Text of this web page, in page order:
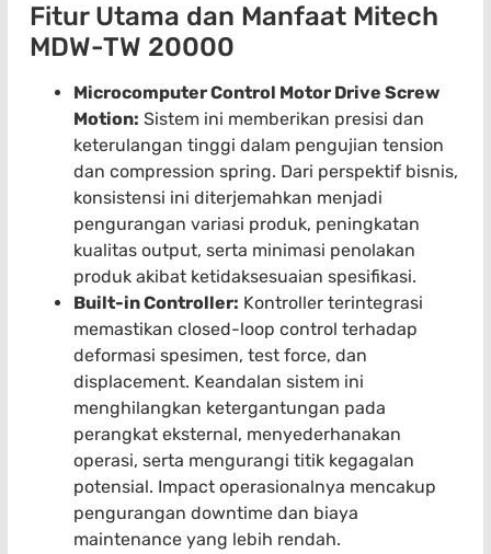
Fitur Utama dan Manfaat Mitech
MDW-TW 20000
Microcomputer Control Motor Drive Screw
Motion: Sistem ini memberikan presisi dan
keterulangan tinggi dalam pengujian tension
dan compression spring. Dari perspektif bisnis,
konsistensi ini diterjemahkan menjadi
pengurangan variasi produk, peningkatan
kualitas output, serta minimasi penolakan
produk akibat ketidaksesuaian spesifikasi.
Built-in Controller: Kontroller terintegrasi
memastikan closed-loop control terhadap
deformasi spesimen, test force, dan
displacement. Keandalan sistem ini
menghilangkan ketergantungan pada
perangkat eksternal, menyederhanakan
operasi, serta mengurangi titik kegagalan
potensial. Impact operasionalnya mencakup
pengurangan downtime dan biaya
maintenance yang lebih rendah.